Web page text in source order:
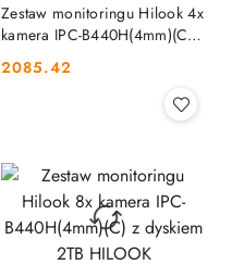
Zestaw monitoringu Hilook 4x
kamera IPC-B440H(4mm)(C) z
Cena:
2085.42